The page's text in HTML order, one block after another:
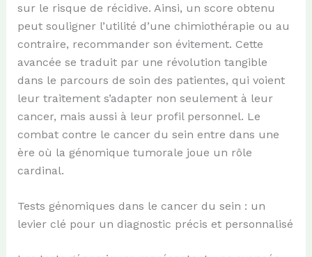
sur le risque de récidive. Ainsi, un score obtenu
peut souligner l’utilité d’une chimiothérapie ou au
contraire, recommander son évitement. Cette
avancée se traduit par une révolution tangible
dans le parcours de soin des patientes, qui voient
leur traitement s’adapter non seulement à leur
cancer, mais aussi à leur profil personnel. Le
combat contre le cancer du sein entre dans une
ère où la génomique tumorale joue un rôle
cardinal.
Tests génomiques dans le cancer du sein : un
levier clé pour un diagnostic précis et personnalisé